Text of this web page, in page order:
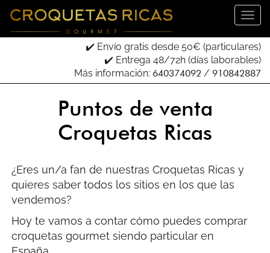
✔️ Envío gratis desde 50€ (particulares)
✔️ Entrega 48/72h (días laborables)
Más información: 640374092 / 910842887
Puntos de venta
Croquetas Ricas
¿Eres un/a fan de nuestras Croquetas Ricas y
quieres saber todos los sitios en los que las
vendemos?
Hoy te vamos a contar cómo puedes comprar
croquetas gourmet siendo particular en